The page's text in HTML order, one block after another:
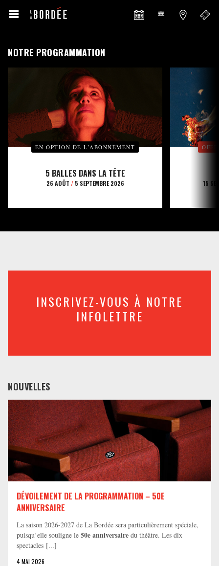
NOTRE PROGRAMMATION
EN OPTION DE L’ABONNEMENT
5 BALLES DANS LA TÊTE
26 AOÛT /5 SEPTEMBRE 2026 15
INSCRIVEZ-VOUS À NOTRE
INFOLETTRE
NOUVELLES
DÉVOILEMENT DE LA PROGRAMMATION – 50E
ANNIVERSAIRE
La saison 2026-2027 de La Bordée sera particulièrement spéciale,
puisqu’elle souligne le 50e anniversaire du théâtre. Les dix
spectacles [...]
4 MAI 2026